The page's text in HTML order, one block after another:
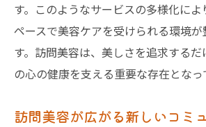
す。このようなサービスの多様化に
ペースで美容ケアを受けられる環境が
す。訪問美容は、美しさを追求する
の心の健康を支える重要な存在となっ
訪問美容が広がる新しいコミ